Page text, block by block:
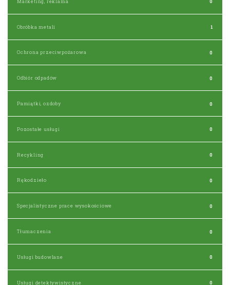
Marketing, reklama 0
Obróbka metali 1
Ochrona przeciwpożarowa 0
Odbiór odpadów 0
Pamiątki, ozdoby 0
Pozostałe usługi 0
Recykling 0
Rękodzieło 0
Specjalistyczne prace wysokościowe 0
Tłumaczenia 0
Usługi budowlane 0
Usługi detektywistyczne 0